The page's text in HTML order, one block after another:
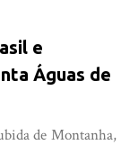
e
Águas de
de Montanha,